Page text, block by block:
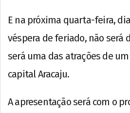
E na próxima quarta-feira,
véspera de feriado, não será
será uma das atrações de
capital Aracaju.
A apresentação será com o